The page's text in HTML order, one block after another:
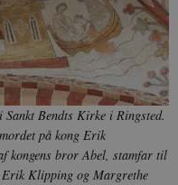
Bendts Kirke i Ringsted.
på kong Erik
kongens bror Abel, stamfar til
Klipping og Margrethe